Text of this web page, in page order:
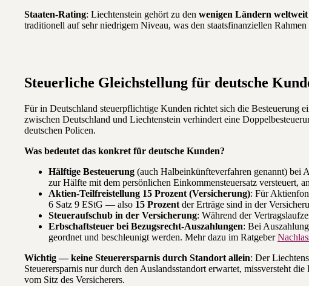
Staaten-Rating: Liechtenstein gehört zu den wenigen Ländern
traditionell auf sehr niedrigem Niveau, was den staatsfinanziellen
Steuerliche Gleichstellung für deutsche
Für in Deutschland steuerpflichtige Kunden richtet sich die Besteuerung
zwischen Deutschland und Liechtenstein verhindert eine
deutschen Policen.
Was bedeutet das konkret für deutsche Kunden?
Hälftige Besteuerung (auch Halbeinkünfteverfahren genannt) bei
zur Hälfte mit dem persönlichen Einkommensteuersatz versteuert,
Aktien-Teilfreistellung 15 Prozent (Versicherung): Für
6 Satz 9 EStG — also 15 Prozent der Erträge sind in der
Steueraufschub in der Versicherung: Während der
Erbschaftsteuer bei Bezugsrecht-Auszahlungen: Bei
geordnet und beschleunigt werden. Mehr dazu im Ratgeber
Wichtig — keine Steuerersparnis durch Standort allein: Der
Steuerersparnis nur durch den Auslandsstandort erwartet, missversteht
vom Sitz des Versicherers.